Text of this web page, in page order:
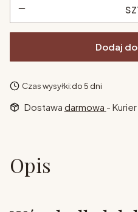
Dodaj
Czas wysyłki:do 5 dni
Dostawa darmowa - Kurier
Opis